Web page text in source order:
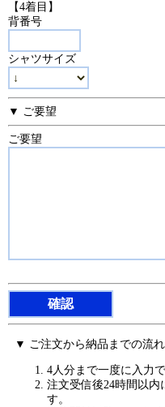
【4着目】
背番号
シャツサイズ
▼ ご要望
ご要望
▼ ご注文から納品までの流れ
4人分まで一度に入力で
注文受信後24時間以内
す。